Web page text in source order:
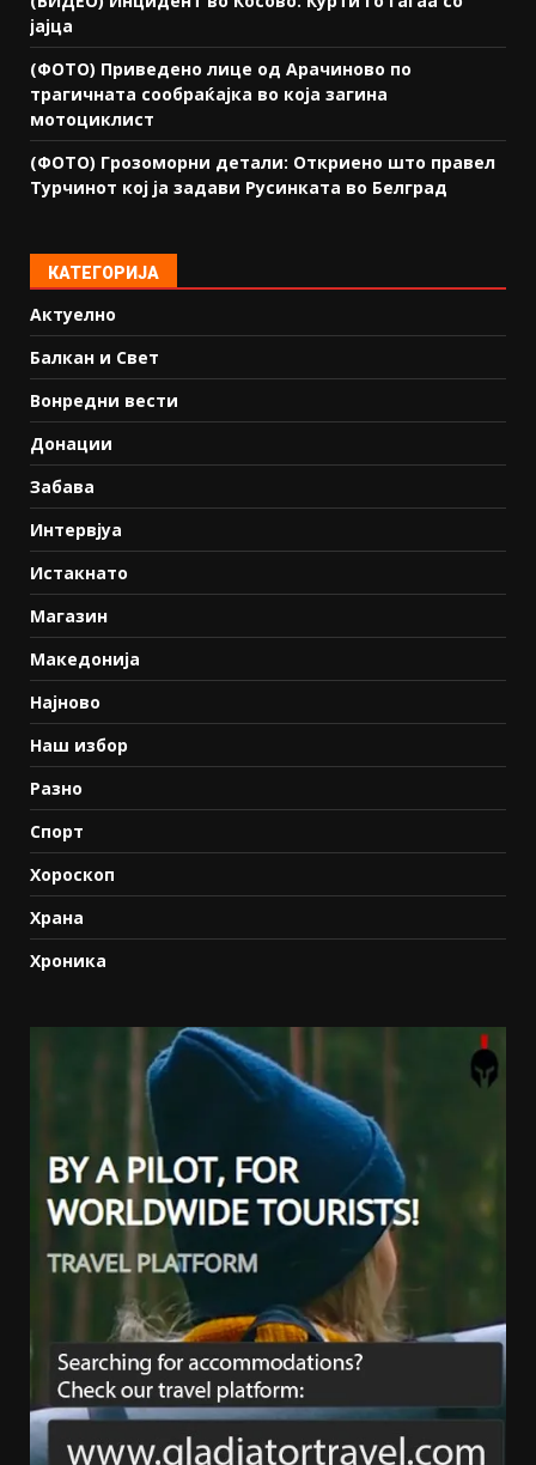
јајца
(ФОТО) Приведено лице од Арачиново по
трагичната сообраќајка во која загина
мотоциклист
(ФОТО) Грозоморни детали: Откриено што правел
Турчинот кој ја задави Русинката во Белград
КАТЕГОРИЈА
Актуелно
Балкан и Свет
Вонредни вести
Донации
Забава
Интервјуа
Истакнато
Магазин
Македонија
Најново
Наш избор
Разно
Спорт
Хороскоп
Храна
Хроника